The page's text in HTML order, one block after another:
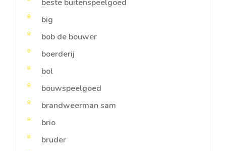
beste buitenspeelgoed
big
bob de bouwer
boerderij
bol
bouwspeelgoed
brandweerman sam
brio
bruder